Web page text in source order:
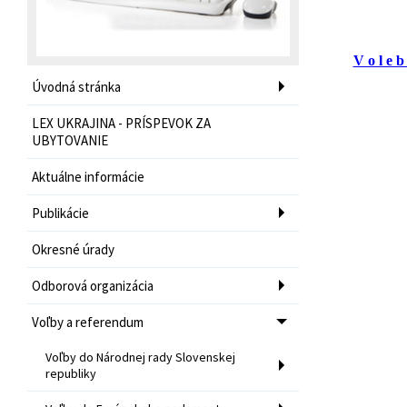
Úvodná stránka
LEX UKRAJINA - PRÍSPEVOK ZA
UBYTOVANIE
Aktuálne informácie
Publikácie
Okresné úrady
Odborová organizácia
Voľby a referendum
Voľby do Národnej rady Slovenskej
republiky
V o l e